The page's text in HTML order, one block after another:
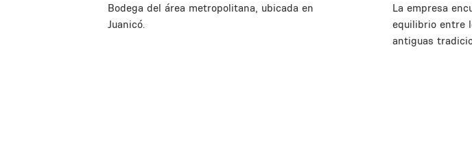
Bodega del área metropolitana, ubicada en
Juanicó.
La empresa
equilibrio entre
antiguas